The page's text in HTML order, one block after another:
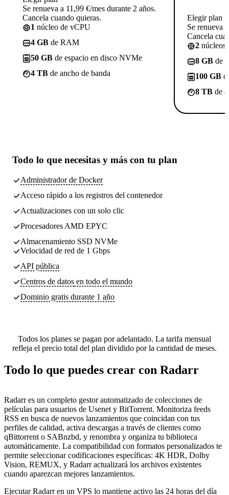
Se renueva a 11,99 €/mes durante 2 años.
Cancela cuando quieras.
1 núcleo de vCPU
4 GB de RAM
50 GB de espacio en disco NVMe
4 TB de ancho de banda
Elegir plan
Se renueva
Cancela
2 núcleos
8 GB de
100 GB
8 TB de
Todo lo que necesitas y más con tu plan
Administrador de Docker
Acceso rápido a los registros del contenedor
Actualizaciones con un solo clic
Procesadores AMD EPYC
Almacenamiento SSD NVMe
Velocidad de red de 1 Gbps
API pública
Centros de datos en todo el mundo
Dominio gratis durante 1 año
Todos los planes se pagan por adelantado. La tarifa mensual
refleja el precio total del plan dividido por la cantidad de meses.
Todo lo que puedes crear con Radarr
Radarr es un completo gestor automatizado de colecciones de
películas para usuarios de Usenet y BitTorrent. Monitoriza feeds
RSS en busca de nuevos lanzamientos que coincidan con tus
perfiles de calidad, activa descargas a través de clientes como
qBittorrent o SABnzbd, y renombra y organiza tu biblioteca
automáticamente. La compatibilidad con formatos personalizados te
permite seleccionar codificaciones específicas: 4K HDR, Dolby
Vision, REMUX, y Radarr actualizará los archivos existentes
cuando aparezcan mejores lanzamientos.
Ejecutar Radarr en un VPS lo mantiene activo las 24 horas del día